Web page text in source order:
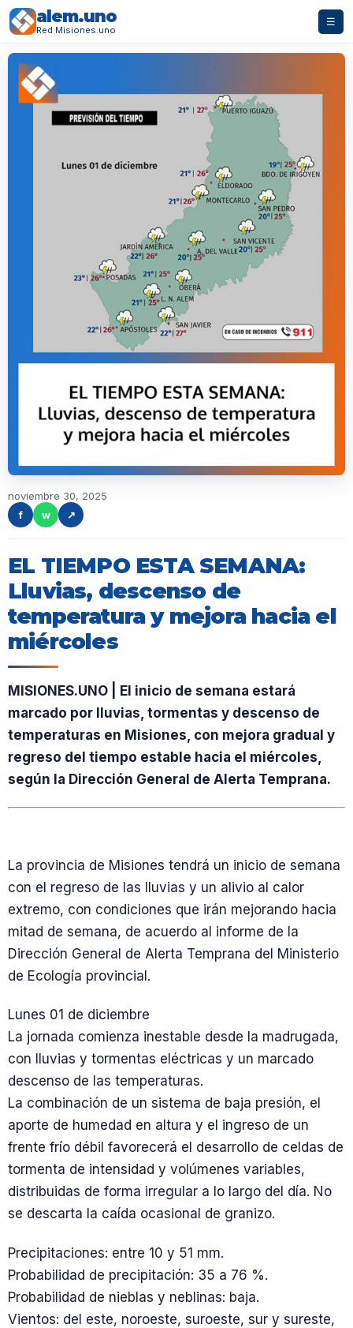
alem.uno
Red Misiones.uno
☰
noviembre 30, 2025
f
w ↗
EL TIEMPO ESTA SEMANA:
Lluvias, descenso de
temperatura y mejora hacia el
miércoles
MISIONES.UNO | El inicio de semana estará
marcado por lluvias, tormentas y descenso de
temperaturas en Misiones, con mejora gradual y
regreso del tiempo estable hacia el miércoles,
según la Dirección General de Alerta Temprana.
La provincia de Misiones tendrá un inicio de semana
con el regreso de las lluvias y un alivio al calor
extremo, con condiciones que irán mejorando hacia
mitad de semana, de acuerdo al informe de la
Dirección General de Alerta Temprana del Ministerio
de Ecología provincial.
Lunes 01 de diciembre
La jornada comienza inestable desde la madrugada,
con lluvias y tormentas eléctricas y un marcado
descenso de las temperaturas.
La combinación de un sistema de baja presión, el
aporte de humedad en altura y el ingreso de un
frente frío débil favorecerá el desarrollo de celdas de
tormenta de intensidad y volúmenes variables,
distribuidas de forma irregular a lo largo del día. No
se descarta la caída ocasional de granizo.
Precipitaciones: entre 10 y 51 mm.
Probabilidad de precipitación: 35 a 76 %.
Probabilidad de nieblas y neblinas: baja.
Vientos: del este, noroeste, suroeste, sur y sureste,